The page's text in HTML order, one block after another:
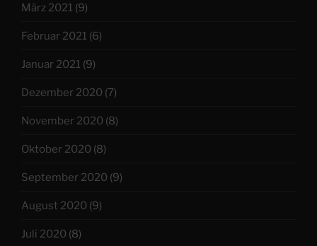
März 2021 (9)
Februar 2021 (6)
Januar 2021 (9)
Dezember 2020 (7)
November 2020 (8)
Oktober 2020 (8)
September 2020 (9)
August 2020 (9)
Juli 2020 (8)